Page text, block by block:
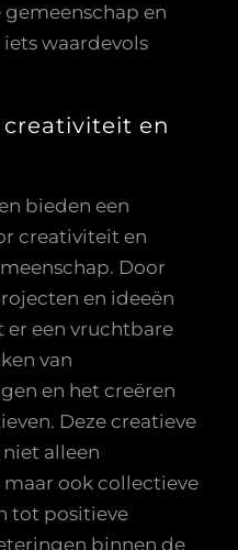
en
iets waardevols
en
bieden een
creativiteit en
Door
en ideeën
er een vruchtbare
van
en het creëren
Deze creatieve
alleen
ook collectieve
tot positieve
binnen de